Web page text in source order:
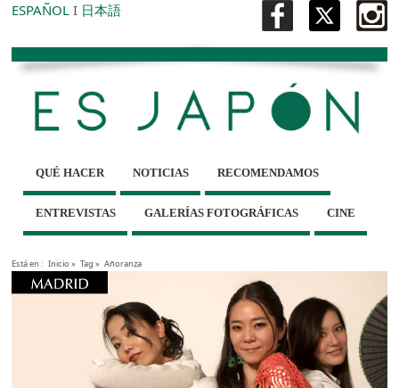
ESPAÑOL I 日本語
QUÉ HACER NOTICIAS RECOMENDAMOS
ENTREVISTAS GALERÍAS FOTOGRÁFICAS CINE
Está en : Inicio» Tag » Añoranza